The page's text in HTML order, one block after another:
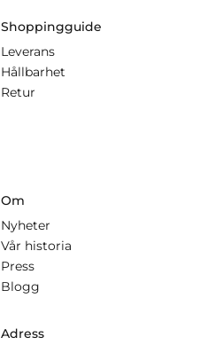
Shoppingguide
Leverans
Hållbarhet
Retur
Om
Nyheter
Vår historia
Press
Blogg
Adress